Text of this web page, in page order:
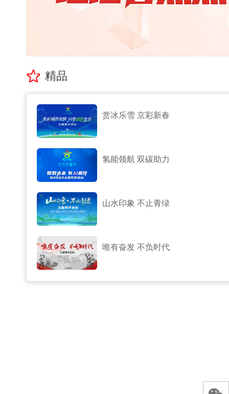
精品
赏冰乐雪 京彩新春
氢能领航 双碳助力
山水印象 不止青绿
唯有奋发 不负时代